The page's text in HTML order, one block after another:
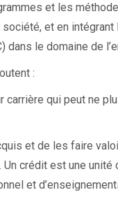
et les
et en intégrant
dans le domaine de
:
carrière qui peut ne
et de les faire
crédit est une unité
et